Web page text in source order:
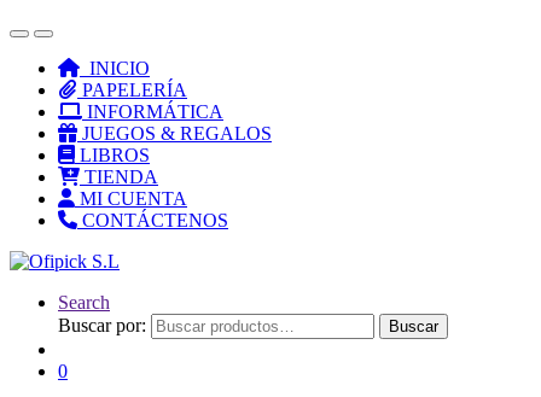
INICIO
PAPELERÍA
INFORMÁTICA
JUEGOS & REGALOS
LIBROS
TIENDA
MI CUENTA
CONTÁCTENOS
Search
Buscar por:
Buscar
0